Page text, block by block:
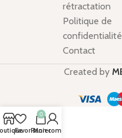
rétractation
Politique de
confidentialité
Contact
Created by
Favoris
0
Panier
Mon compte